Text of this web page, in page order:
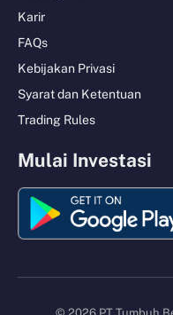
Karir
FAQs
Kebijakan Privasi
Syarat dan Ketentuan
Trading Rules
Mulai Investasi